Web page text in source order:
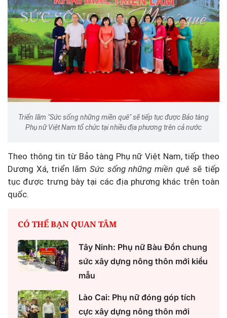
Triển lãm "Sức sống những miền quê" sẽ tiếp tục được Bảo tàng
Phụ nữ Việt Nam tổ chức tại nhiều địa phương trên cả nước
Theo thông tin từ Bảo tàng Phụ nữ Việt Nam, tiếp theo
Dương Xá, triển lãm Sức sống những miền quê sẽ tiếp
tục được trưng bày tại các địa phương khác trên toàn
quốc.
CÓ THỂ BẠN QUAN TÂM
Tây Ninh: Phụ nữ Bàu Đồn chung
sức xây dựng nông thôn mới kiểu
mẫu
Lào Cai: Phụ nữ đóng góp tích
cực xây dựng nông thôn mới